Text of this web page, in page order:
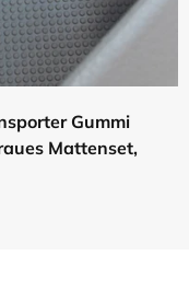
Gummi
Mattenset,